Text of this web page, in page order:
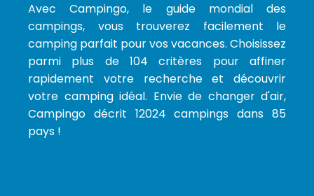
Avec Campingo, le guide mondial des
campings, vous trouverez facilement le
camping parfait pour vos vacances. Choisissez
parmi plus de 104 critères pour affiner
rapidement votre recherche et découvrir
votre camping idéal. Envie de changer d'air,
Campingo décrit 12024 campings dans 85
pays !